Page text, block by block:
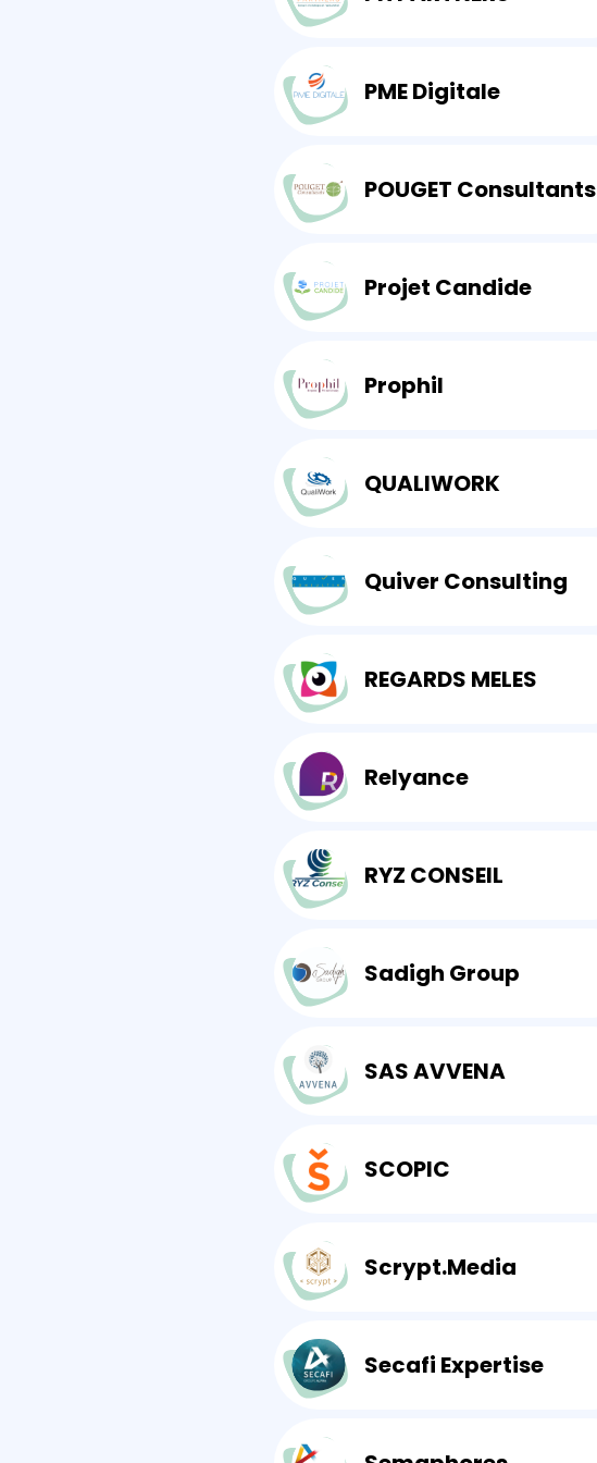
PME Digitale
POUGET Consultants
Projet Candide
Prophil
QUALIWORK
Quiver Consulting
REGARDS MELES
Relyance
RYZ CONSEIL
Sadigh Group
SAS AVVENA
SCOPIC
Scrypt.Media
Secafi Expertise